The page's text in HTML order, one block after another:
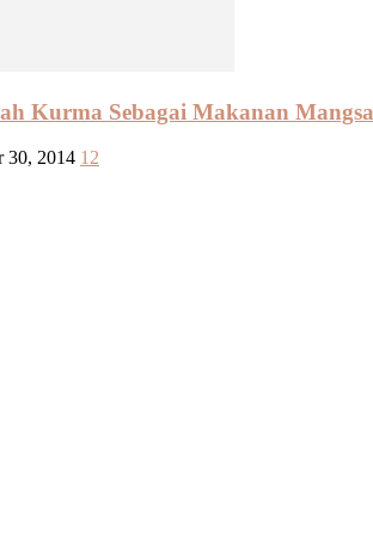
Kurma Sebagai Makanan
30, 2014 12